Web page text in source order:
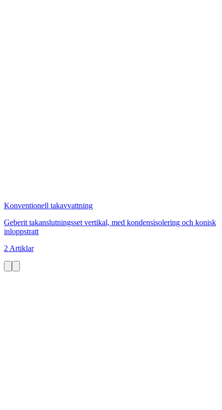
Konventionell takavvattning
Geberit takanslutningsset vertikal, med kondensisolering och konisk
inloppstratt
2 Artiklar